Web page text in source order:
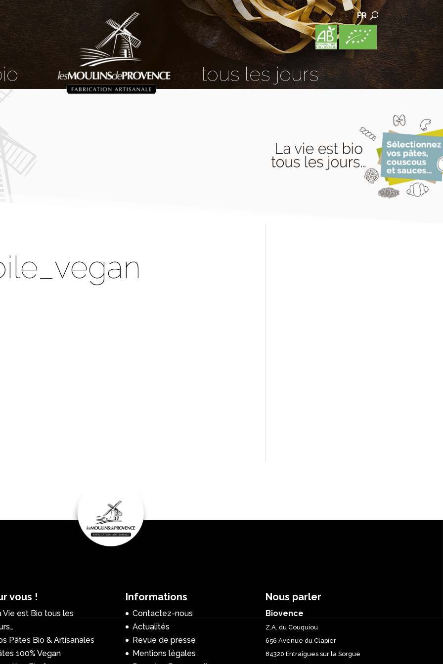
FR
tous les jours
vous !
Vie est Bio tous les
Pâtes Bio & Artisanales
100% Vegan
Informations
Contactez-nous
Actualités
Revue de presse
Mentions légales
Nous parler
Biovence
Z.A. du Couquiou
656 Avenue du Clapier
84320 Entraigues sur la Sorgue